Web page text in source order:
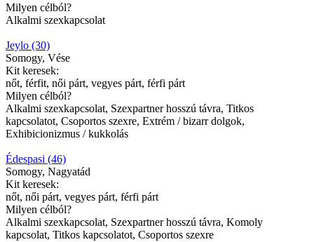
Milyen célból?
Alkalmi szexkapcsolat
Jeylo (30)
Somogy, Vése
Kit keresek:
nőt, férfit, női párt, vegyes párt, férfi párt
Milyen célból?
Alkalmi szexkapcsolat, Szexpartner hosszú távra, Titkos
kapcsolatot, Csoportos szexre, Extrém / bizarr dolgok,
Exhibicionizmus / kukkolás
Édespasi (46)
Somogy, Nagyatád
Kit keresek:
nőt, női párt, vegyes párt, férfi párt
Milyen célból?
Alkalmi szexkapcsolat, Szexpartner hosszú távra, Komoly
kapcsolat, Titkos kapcsolatot, Csoportos szexre